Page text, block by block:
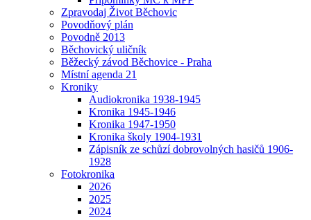
Zpravodaj Život Běchovic
Povodňový plán
Povodně 2013
Běchovický uličník
Běžecký závod Běchovice - Praha
Místní agenda 21
Kroniky
Audiokronika 1938-1945
Kronika 1945-1946
Kronika 1947-1950
Kronika školy 1904-1931
Zápisník ze schůzí dobrovolných hasičů 1906-
1928
Fotokronika
2026
2025
2024